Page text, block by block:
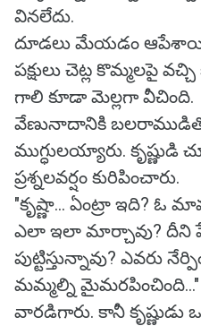
వినలేదు.
దూడలు మేయడం
పక్షులు చెట్ల కొమ్మలపై
గాలి కూడా మెల్లగా వీచింది.
వేణునాదానికి
ముగ్ధులయ్యారు. కృష్ణుడి
ప్రశ్నలవర్షం కురిపించారు.
"కృష్ణా... ఏంట్రా ఇది? ఓ
ఎలా ఇలా మార్చావు? దీని
పుట్టిస్తున్నావు? ఎవరు
మమ్మల్ని మైమరపించింది..."
వారడిగారు. కానీ